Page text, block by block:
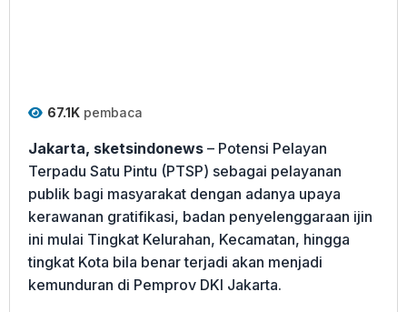
67.1K pembaca
Jakarta, sketsindonews – Potensi Pelayan
Terpadu Satu Pintu (PTSP) sebagai pelayanan
publik bagi masyarakat dengan adanya upaya
kerawanan gratifikasi, badan penyelenggaraan ijin
ini mulai Tingkat Kelurahan, Kecamatan, hingga
tingkat Kota bila benar terjadi akan menjadi
kemunduran di Pemprov DKI Jakarta.